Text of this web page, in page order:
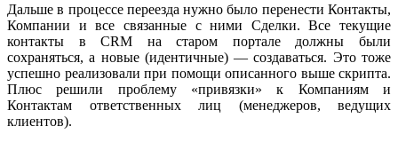
Дальше в процессе переезда нужно было перенести Контакты,
Компании и все связанные с ними Сделки. Все текущие
контакты в CRM на старом портале должны были
сохраняться, а новые (идентичные) — создаваться. Это тоже
успешно реализовали при помощи описанного выше скрипта.
Плюс решили проблему «привязки» к Компаниям и
Контактам ответственных лиц (менеджеров, ведущих
клиентов).